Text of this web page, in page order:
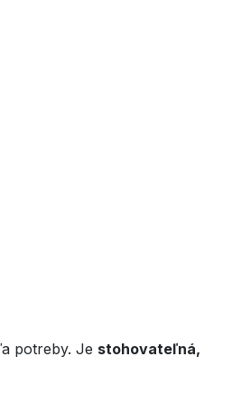
potreby. Je stohovateľná,